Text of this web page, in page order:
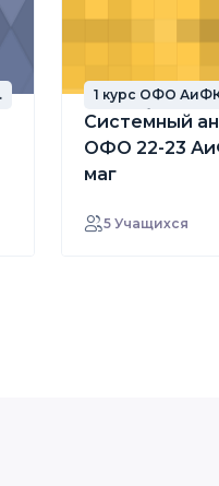
1 курс ОФО
год набора
Системный
ОФО 22-23
маг
5 Учащихся